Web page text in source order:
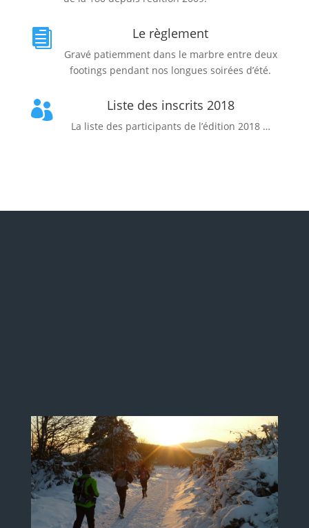
 Le règlement
Gravé patiemment dans le marbre entre deux
footings pendant nos longues soirées d’été.
 Liste des inscrits 2018
La liste des participants de l’édition 2018 …